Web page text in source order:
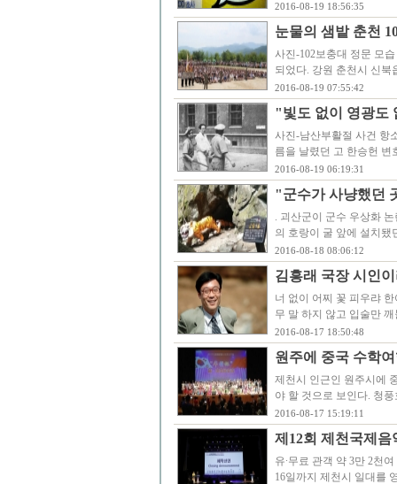
2016-08-19 18:56:35
눈물의 샘밭 춘천
사진-102보충대 정문 모
되었다. 강원 춘천시 신
2016-08-19 07:55:42
"빛도 없이 영광도
사진-남산부활절 사건 항
름을 날렸던 고 한승헌
2016-08-19 06:19:31
"군수가 사냥했던
. 괴산군이 군수 우상화
의 호랑이 굴 앞에 설치
2016-08-18 08:06:12
김흥래 국장 시인
너 없이 어찌 꽃 피우랴
무 말 하지 않고 입술만
2016-08-17 18:50:48
원주에 중국 수학
제천시 인근인 원주시에
야 할 것으로 보인다. 청
2016-08-17 15:19:11
제12회 제천국제
유∙무료 관객 약 3만 2천
16일까지 제천시 일대를